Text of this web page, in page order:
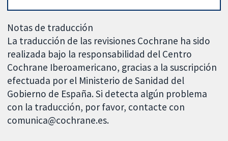
Notas de traducción
La traducción de las revisiones Cochrane ha sido
realizada bajo la responsabilidad del Centro
Cochrane Iberoamericano, gracias a la suscripción
efectuada por el Ministerio de Sanidad del
Gobierno de España. Si detecta algún problema
con la traducción, por favor, contacte con
comunica@cochrane.es.